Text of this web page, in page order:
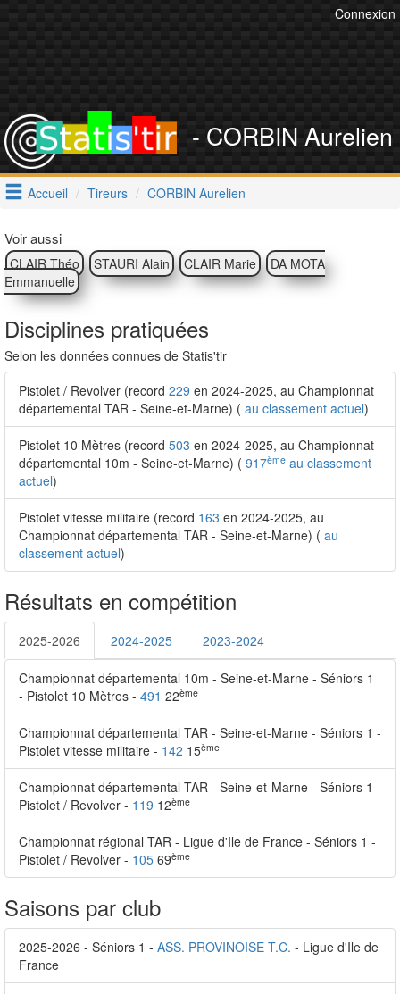
Connexion
- CORBIN Aurelien
Accueil Tireurs CORBIN Aurelien
Voir aussi
CLAIR Théo STAURI Alain CLAIR Marie
DA MOTA
Emmanuelle
Disciplines pratiquées
Selon les données connues de Statis'tir
Pistolet / Revolver (record 229 en 2024-2025, au Championnat
départemental TAR - Seine-et-Marne) ( au classement actuel)
Pistolet 10 Mètres (record 503 en 2024-2025, au Championnat
départemental 10m - Seine-et-Marne) ( 917ème au classement
actuel)
Pistolet vitesse militaire (record 163 en 2024-2025, au
Championnat départemental TAR - Seine-et-Marne) ( au
classement actuel)
Résultats en compétition
2025-2026 2024-2025 2023-2024
Championnat départemental 10m - Seine-et-Marne - Séniors 1
- Pistolet 10 Mètres - 491 22ème
Championnat départemental TAR - Seine-et-Marne - Séniors 1 -
Pistolet vitesse militaire - 142 15ème
Championnat départemental TAR - Seine-et-Marne - Séniors 1 -
Pistolet / Revolver - 119 12ème
Championnat régional TAR - Ligue d'Ile de France - Séniors 1 -
Pistolet / Revolver - 105 69ème
Saisons par club
2025-2026 - Séniors 1 - ASS. PROVINOISE T.C. - Ligue d'Ile de
France